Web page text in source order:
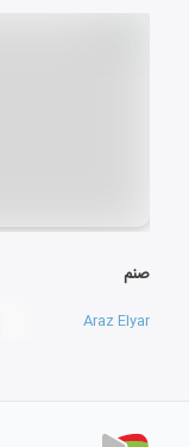
صنم
Araz Elyar